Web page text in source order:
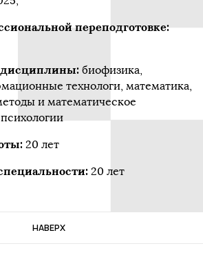
переподготовке:
биофизика,
технологи, математика,
и математическое
20 лет
20 лет
НАВЕРХ